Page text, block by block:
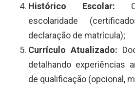
Histórico Escolar:
escolaridade
declaração de matrícula);
Currículo Atualizado:
detalhando experiências
de qualificação (opcional,